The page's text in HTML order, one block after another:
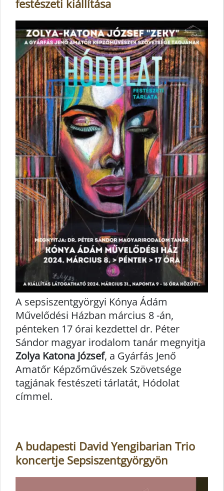
festészeti kiállítása
A sepsiszentgyörgyi Kónya Ádám
Művelődési Házban március 8 -án,
pénteken 17 órai kezdettel dr. Péter
Sándor magyar irodalom tanár megnyitja
Zolya Katona József, a Gyárfás Jenő
Amatőr Képzőművészek Szövetsége
tagjának festészeti tárlatát, Hódolat
címmel.
A budapesti David Yengibarian Trio
koncertje Sepsiszentgyörgyön